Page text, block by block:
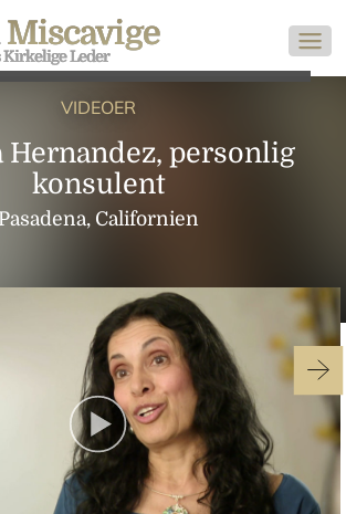
Miscavige
Leder
VIDEOER
Hernandez, personlig
konsulent
Pasadena, Californien
Play
Video